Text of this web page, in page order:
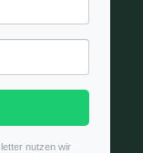
nutzen wir